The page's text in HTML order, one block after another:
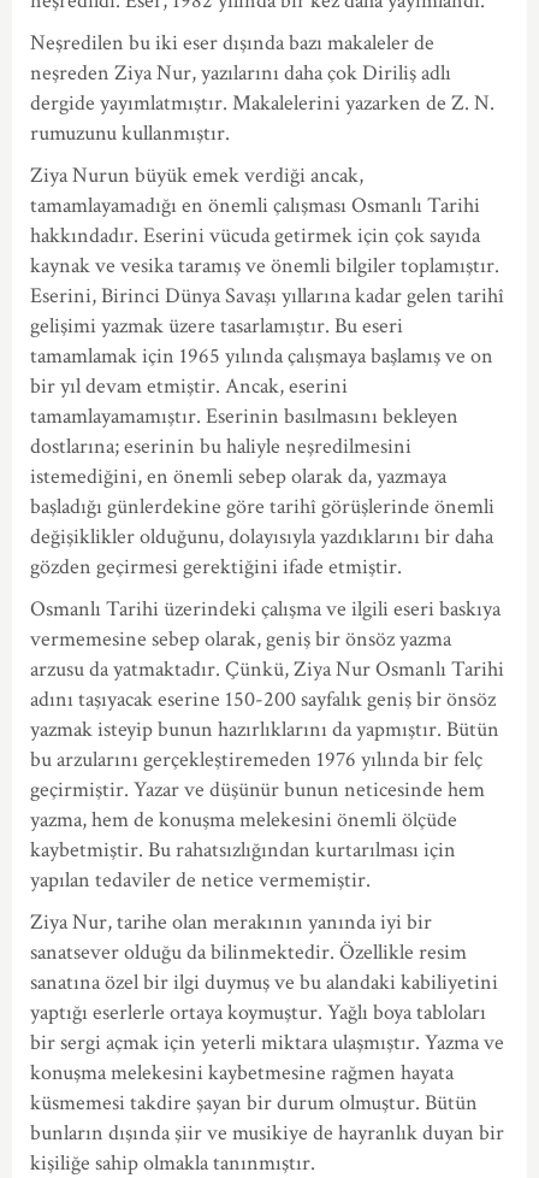
Neşredilen bu iki eser dışında bazı makaleler de
neşreden Ziya Nur, yazılarını daha çok Diriliş adlı
dergide yayımlatmıştır. Makalelerini yazarken de Z. N.
rumuzunu kullanmıştır.
Ziya Nurun büyük emek verdiği ancak,
tamamlayamadığı en önemli çalışması Osmanlı Tarihi
hakkındadır. Eserini vücuda getirmek için çok sayıda
kaynak ve vesika taramış ve önemli bilgiler toplamıştır.
Eserini, Birinci Dünya Savaşı yıllarına kadar gelen tarihî
gelişimi yazmak üzere tasarlamıştır. Bu eseri
tamamlamak için 1965 yılında çalışmaya başlamış ve on
bir yıl devam etmiştir. Ancak, eserini
tamamlayamamıştır. Eserinin basılmasını bekleyen
dostlarına; eserinin bu haliyle neşredilmesini
istemediğini, en önemli sebep olarak da, yazmaya
başladığı günlerdekine göre tarihî görüşlerinde önemli
değişiklikler olduğunu, dolayısıyla yazdıklarını bir daha
gözden geçirmesi gerektiğini ifade etmiştir.
Osmanlı Tarihi üzerindeki çalışma ve ilgili eseri baskıya
vermemesine sebep olarak, geniş bir önsöz yazma
arzusu da yatmaktadır. Çünkü, Ziya Nur Osmanlı Tarihi
adını taşıyacak eserine 150-200 sayfalık geniş bir önsöz
yazmak isteyip bunun hazırlıklarını da yapmıştır. Bütün
bu arzularını gerçekleştiremeden 1976 yılında bir felç
geçirmiştir. Yazar ve düşünür bunun neticesinde hem
yazma, hem de konuşma melekesini önemli ölçüde
kaybetmiştir. Bu rahatsızlığından kurtarılması için
yapılan tedaviler de netice vermemiştir.
Ziya Nur, tarihe olan merakının yanında iyi bir
sanatsever olduğu da bilinmektedir. Özellikle resim
sanatına özel bir ilgi duymuş ve bu alandaki kabiliyetini
yaptığı eserlerle ortaya koymuştur. Yağlı boya tabloları
bir sergi açmak için yeterli miktara ulaşmıştır. Yazma ve
konuşma melekesini kaybetmesine rağmen hayata
küsmemesi takdire şayan bir durum olmuştur. Bütün
bunların dışında şiir ve musikiye de hayranlık duyan bir
kişiliğe sahip olmakla tanınmıştır.